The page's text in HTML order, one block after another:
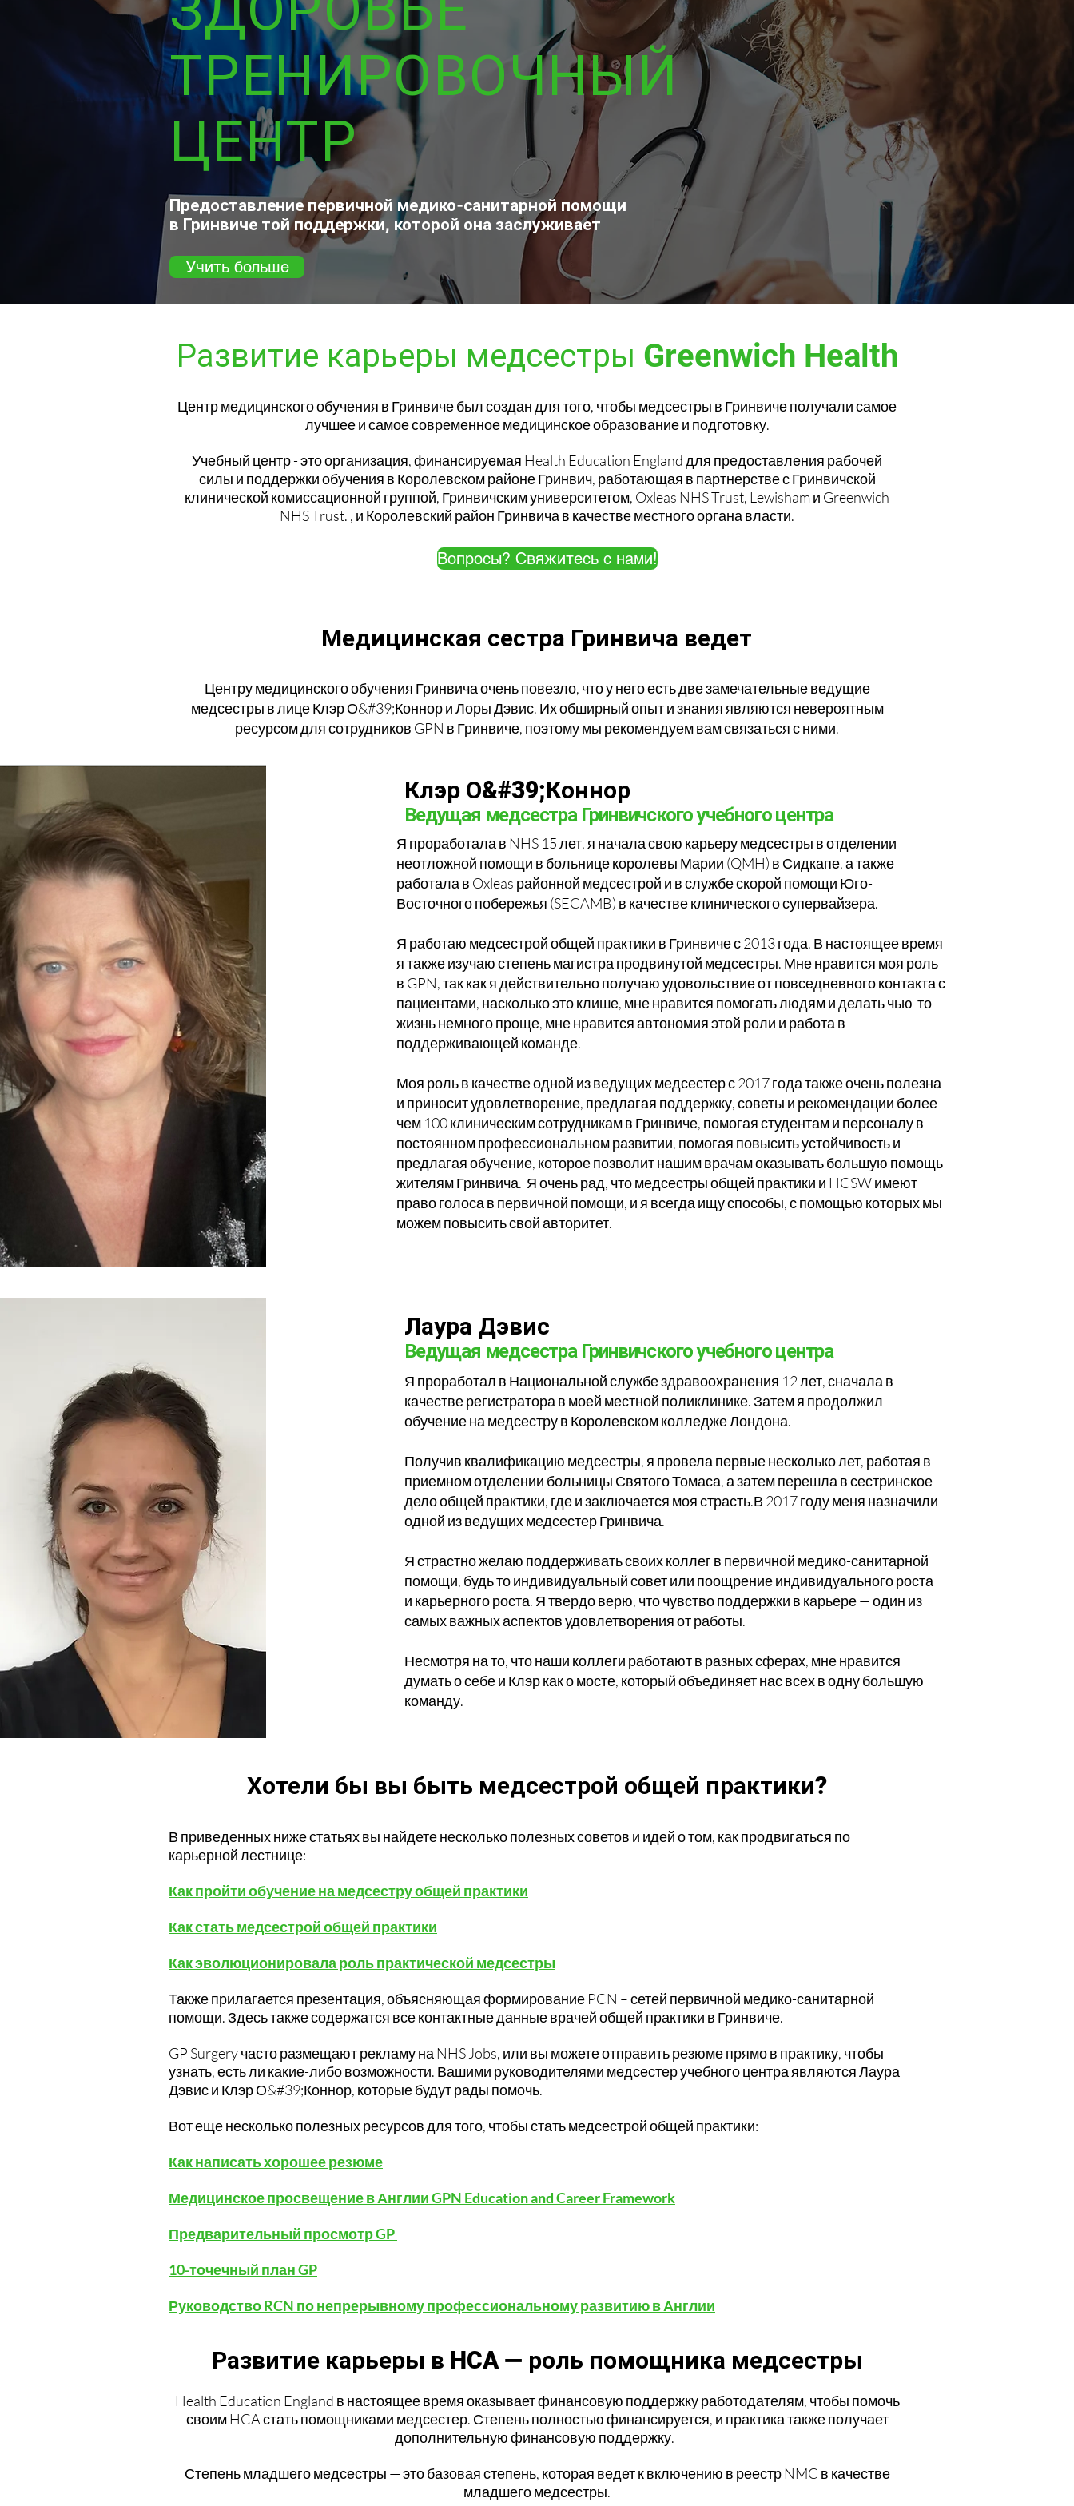
ТРЕНИРОВОЧНЫЙ
ЦЕНТР
Предоставление первичной медико-санитарной помощи
в Гринвиче той поддержки, которой она заслуживает
Учить больше
Развитие карьеры медсестры Greenwich Health
Центр медицинского обучения в Гринвиче был создан для того, чтобы медсестры в Гринвиче получали самое
лучшее и самое современное медицинское образование и подготовку.
Учебный центр - это организация, финансируемая Health Education England для предоставления рабочей
силы и поддержки обучения в Королевском районе Гринвич, работающая в партнерстве с Гринвичской
клинической комиссационной группой, Гринвичским университетом, Oxleas NHS Trust, Lewisham и Greenwich
NHS Trust. , и Королевский район Гринвича в качестве местного органа власти.
Вопросы? Свяжитесь с нами!
Медицинская сестра Гринвича ведет
Центру медицинского обучения Гринвича очень повезло, что у него есть две замечательные ведущие
медсестры в лице Клэр О&#39;Коннор и Лоры Дэвис. Их обширный опыт и знания являются невероятным
ресурсом для сотрудников GPN в Гринвиче, поэтому мы рекомендуем вам связаться с ними.
Клэр О&#39;Коннор
Ведущая медсестра Гринвичского учебного центра
Я проработала в NHS 15 лет, я начала свою карьеру медсестры в отделении
неотложной помощи в больнице королевы Марии (QMH) в Сидкапе, а также
работала в Oxleas районной медсестрой и в службе скорой помощи Юго-
Восточного побережья (SECAMB) в качестве клинического супервайзера.
Я работаю медсестрой общей практики в Гринвиче с 2013 года. В настоящее время
я также изучаю степень магистра продвинутой медсестры. Мне нравится моя роль
в GPN, так как я действительно получаю удовольствие от повседневного контакта с
пациентами, насколько это клише, мне нравится помогать людям и делать чью-то
жизнь немного проще, мне нравится автономия этой роли и работа в
поддерживающей команде.
Моя роль в качестве одной из ведущих медсестер с 2017 года также очень полезна
и приносит удовлетворение, предлагая поддержку, советы и рекомендации более
чем 100 клиническим сотрудникам в Гринвиче, помогая студентам и персоналу в
постоянном профессиональном развитии, помогая повысить устойчивость и
предлагая обучение, которое позволит нашим врачам оказывать большую помощь
жителям Гринвича. Я очень рад, что медсестры общей практики и HCSW имеют
право голоса в первичной помощи, и я всегда ищу способы, с помощью которых мы
можем повысить свой авторитет.
Лаура Дэвис
Ведущая медсестра Гринвичского учебного центра
Я проработал в Национальной службе здравоохранения 12 лет, сначала в
качестве регистратора в моей местной поликлинике. Затем я продолжил
обучение на медсестру в Королевском колледже Лондона.
Получив квалификацию медсестры, я провела первые несколько лет, работая в
приемном отделении больницы Святого Томаса, а затем перешла в сестринское
дело общей практики, где и заключается моя страсть.В 2017 году меня назначили
одной из ведущих медсестер Гринвича.
Я страстно желаю поддерживать своих коллег в первичной медико-санитарной
помощи, будь то индивидуальный совет или поощрение индивидуального роста
и карьерного роста. Я твердо верю, что чувство поддержки в карьере — один из
самых важных аспектов удовлетворения от работы.
Несмотря на то, что наши коллеги работают в разных сферах, мне нравится
думать о себе и Клэр как о мосте, который объединяет нас всех в одну большую
команду.
Хотели бы вы быть медсестрой общей практики?
В приведенных ниже статьях вы найдете несколько полезных советов и идей о том, как продвигаться по
карьерной лестнице:
Как пройти обучение на медсестру общей практики
Как стать медсестрой общей практики
Как эволюционировала роль практической медсестры
Также прилагается презентация, объясняющая формирование PCN – сетей первичной медико-санитарной
помощи. Здесь также содержатся все контактные данные врачей общей практики в Гринвиче.
GP Surgery часто размещают рекламу на NHS Jobs, или вы можете отправить резюме прямо в практику, чтобы
узнать, есть ли какие-либо возможности. Вашими руководителями медсестер учебного центра являются Лаура
Дэвис и Клэр О&#39;Коннор, которые будут рады помочь.
Вот еще несколько полезных ресурсов для того, чтобы стать медсестрой общей практики:
Как написать хорошее резюме
Медицинское просвещение в Англии GPN Education and Career Framework
Предварительный просмотр GP
10-точечный план GP
Руководство RCN по непрерывному профессиональному развитию в Англии
Развитие карьеры в HCA — роль помощника медсестры
Health Education England в настоящее время оказывает финансовую поддержку работодателям, чтобы помочь
своим HCA стать помощниками медсестер. Степень полностью финансируется, и практика также получает
дополнительную финансовую поддержку.
Степень младшего медсестры — это базовая степень, которая ведет к включению в реестр NMC в качестве
младшего медсестры.